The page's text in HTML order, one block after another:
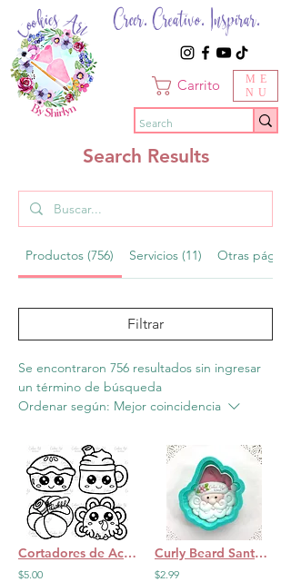
Creer. Creativo. Inspirar.
Carrito
ME
NU
Search Results
Productos (756) Servicios (11) Otras
Filtrar
Se encontraron 756 resultados sin ingresar
un término de búsqueda
Ordenar según: Mejor coincidencia
Cortadores de Acción de Gracias
$5.00
Curly Beard Santa STL File
$2.99